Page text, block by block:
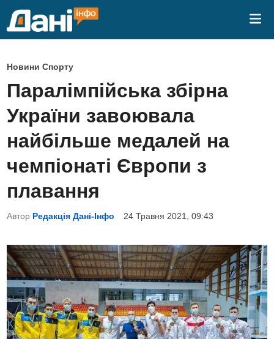
P
o
s
t
e
d
i
n
Новини Спорту
Паралімпійська збірна
України завоювала
найбільше медалей на
чемпіонаті Європи з
плавання
Автор Редакція Дані-Інфо 24 Травня 2021, 09:43